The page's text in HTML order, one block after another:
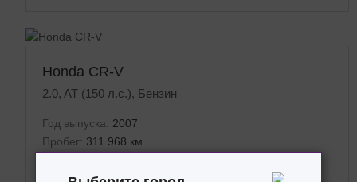
Honda CR-V
2.0, AT (150 л.с.), Бензин
Год выпуска: 2007
Пробег: 311 968 км